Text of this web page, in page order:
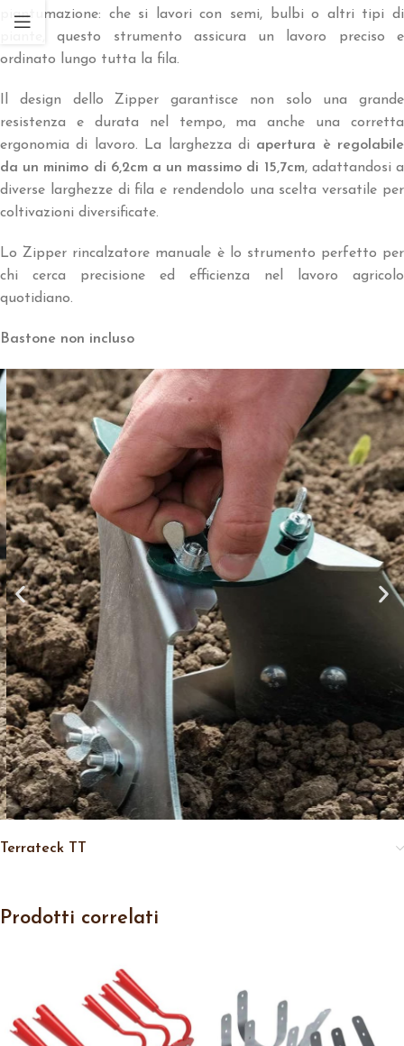
piantumazione: che si lavori con semi, bulbi o altri tipi di
piante, questo strumento assicura un lavoro preciso e
ordinato lungo tutta la fila.
Il design dello Zipper garantisce non solo una grande
resistenza e durata nel tempo, ma anche una corretta
ergonomia di lavoro. La larghezza di apertura è regolabile
da un minimo di 6,2cm a un massimo di 15,7cm, adattandosi a
diverse larghezze di fila e rendendolo una scelta versatile per
coltivazioni diversificate.
Lo Zipper rincalzatore manuale è lo strumento perfetto per
chi cerca precisione ed efficienza nel lavoro agricolo
quotidiano.
Bastone non incluso
Terrateck TT
Prodotti correlati